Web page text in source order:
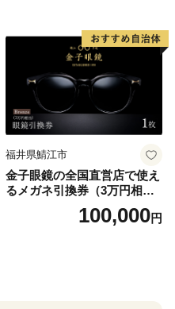
福井県鯖江市
金子眼鏡の全国直営店で使え
るメガネ引換券（3万円相
100,000円